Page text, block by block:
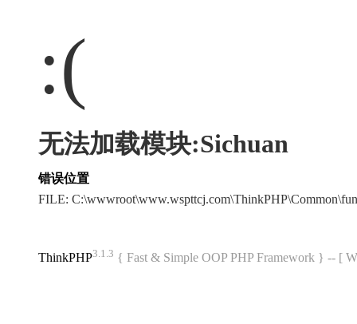
:(
无法加载模块:Sichuan
错误位置
FILE:
ThinkPHP3.1.3 { Fast & Simple OOP PHP Framework } -- [